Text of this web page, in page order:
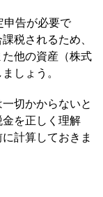
申告が必要で
税されるため、
他の資産（株式
しょう。
切かからないと
を正しく理解
計算しておきま